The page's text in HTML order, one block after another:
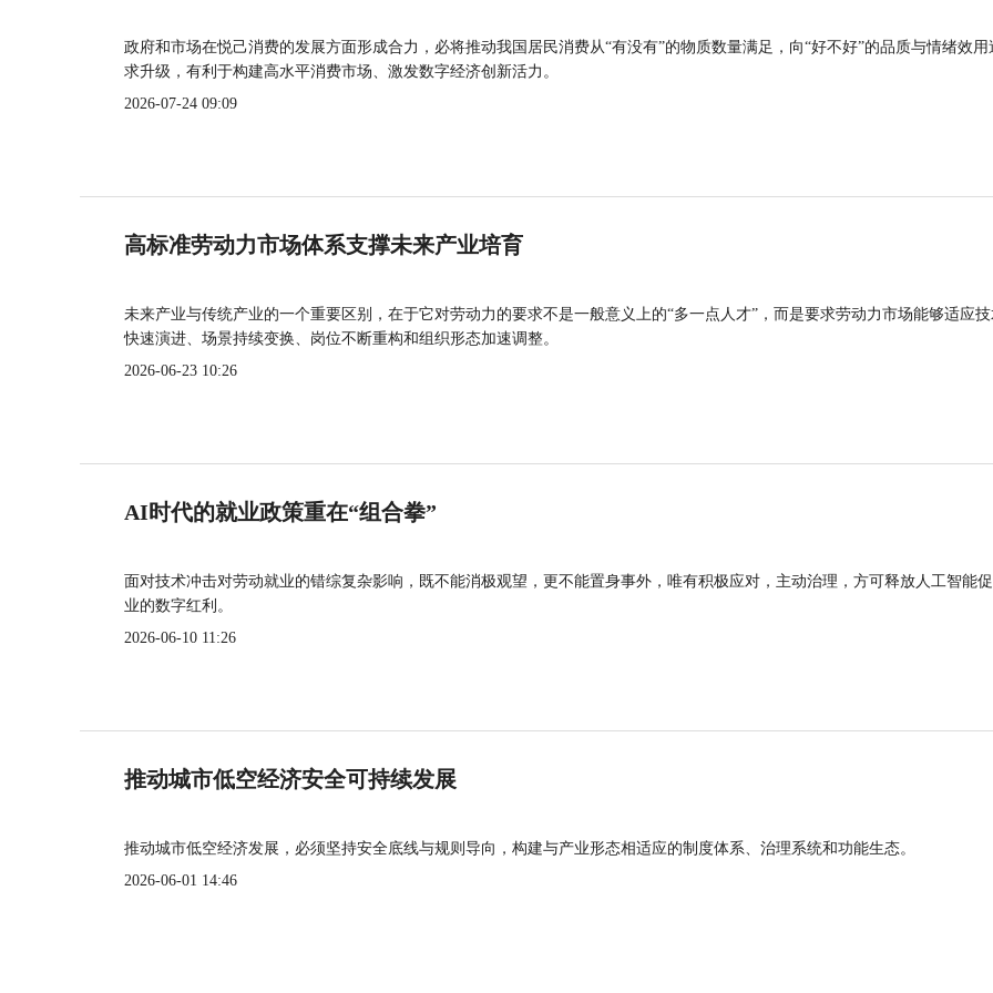
政府和市场在悦己消费的发展方面形成合力，必将推动我国居民消费从“有没有”的物质数量满足，向“好不好”的品质与情绪效用
求升级，有利于构建高水平消费市场、激发数字经济创新活力。
2026-07-24 09:09
高标准劳动力市场体系支撑未来产业培育
未来产业与传统产业的一个重要区别，在于它对劳动力的要求不是一般意义上的“多一点人才”，而是要求劳动力市场能够适应
快速演进、场景持续变换、岗位不断重构和组织形态加速调整。
2026-06-23 10:26
AI时代的就业政策重在“组合拳”
面对技术冲击对劳动就业的错综复杂影响，既不能消极观望，更不能置身事外，唯有积极应对，主动治理，方可释放人工智能
业的数字红利。
2026-06-10 11:26
推动城市低空经济安全可持续发展
推动城市低空经济发展，必须坚持安全底线与规则导向，构建与产业形态相适应的制度体系、治理系统和功能生态。
2026-06-01 14:46